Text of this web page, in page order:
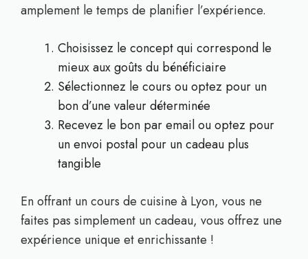
amplement le temps de planifier l’expérience.
Choisissez le concept qui correspond le
mieux aux goûts du bénéficiaire
Sélectionnez le cours ou optez pour un
bon d’une valeur déterminée
Recevez le bon par email ou optez pour
un envoi postal pour un cadeau plus
tangible
En offrant un cours de cuisine à Lyon, vous ne
faites pas simplement un cadeau, vous offrez une
expérience unique et enrichissante !